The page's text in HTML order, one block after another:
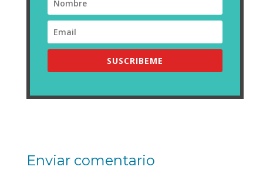
SUSCRIBEME
Enviar comentario